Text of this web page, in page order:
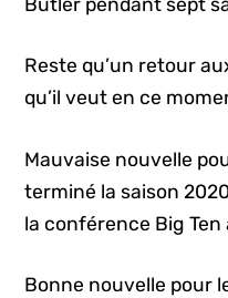
Reste qu’un retour
qu’il veut en ce
Mauvaise nouvelle
terminé la saison
la conférence Big Ten
Bonne nouvelle pour